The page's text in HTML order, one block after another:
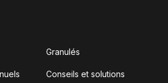
Granulés
Conseils et solutions